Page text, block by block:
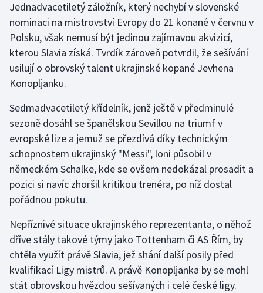
Stolní tenis
Triatlon
Veslování
Vodní slalom
Volejbal
Ostatní
Jednadvacetiletý záložník, který nechybí v slovenské
nominaci na mistrovství Evropy do 21 konané v červnu v
Polsku, však nemusí být jedinou zajímavou akvizicí,
kterou Slavia získá. Tvrdík zároveň potvrdil, že sešívání
usilují o obrovský talent ukrajinské kopané Jevhena
Konopljanku.
Sedmadvacetiletý křídelník, jenž ještě v předminulé
sezoně dosáhl se španělskou Sevillou na triumf v
evropské lize a jemuž se přezdívá díky technickým
schopnostem ukrajinský "Messi", loni působil v
německém Schalke, kde se ovšem nedokázal prosadit a
pozici si navíc zhoršil kritikou trenéra, po níž dostal
pořádnou pokutu.
Nepříznivé situace ukrajinského reprezentanta, o něhož
dříve stály takové týmy jako Tottenham či AS Řím, by
chtěla využít právě Slavia, jež shání další posily před
kvalifikací Ligy mistrů. A právě Konopljanka by se mohl
stát obrovskou hvězdou sešívaných i celé české ligy.